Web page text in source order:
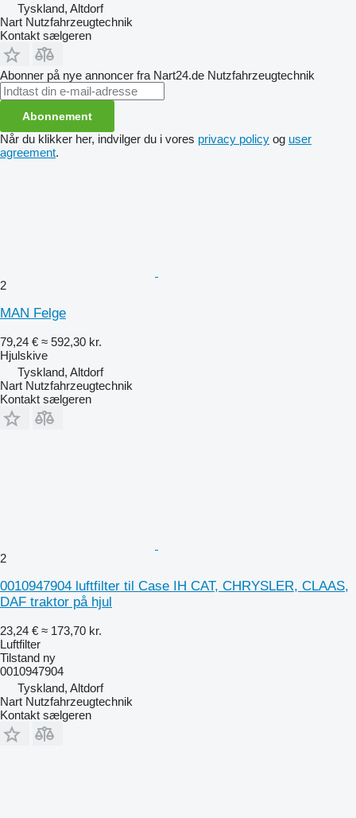
Tyskland, Altdorf
Nart Nutzfahrzeugtechnik
Kontakt sælgeren
Abonner på nye annoncer fra Nart24.de Nutzfahrzeugtechnik
Abonnement
Når du klikker her, indvilger du i vores privacy policy og user
agreement.
2
MAN Felge
79,24 € ≈ 592,30 kr.
Hjulskive
Tyskland, Altdorf
Nart Nutzfahrzeugtechnik
Kontakt sælgeren
2
0010947904 luftfilter til Case IH CAT, CHRYSLER, CLAAS,
DAF traktor på hjul
23,24 € ≈ 173,70 kr.
Luftfilter
Tilstand ny
0010947904
Tyskland, Altdorf
Nart Nutzfahrzeugtechnik
Kontakt sælgeren